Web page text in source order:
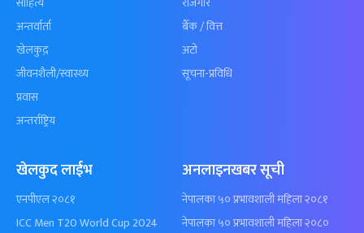
अन्तर्वार्ता
खेलकुद़़
जीवनशैली/स्वास्थ्य
प्रवास
अन्तर्राष्ट्रिय
बैँक / वित्त
अटो
सूचना-प्रविधि
खेलकुद लाईभ
एनपीएल २०८१
ICC Men T20 World Cup 2024
अनलाइनखबर सूची
नेपालका ५० प्रभावशाली महिला २०८१
नेपालका ५० प्रभावशाली महिला २०८०